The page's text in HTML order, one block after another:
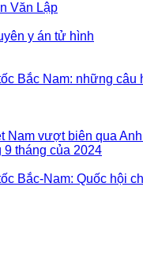
Văn Lập
y án tử hình
Bắc Nam: những câu
Nam vượt biên qua
9 tháng của 2024
Bắc-Nam: Quốc hội